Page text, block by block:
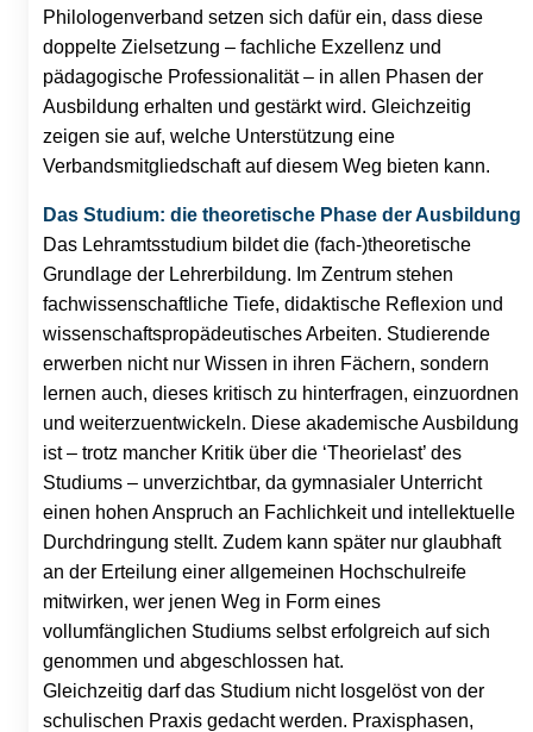
Philologenverband setzen sich dafür ein, dass diese
doppelte Zielsetzung – fachliche Exzellenz und
pädagogische Professionalität – in allen Phasen der
Ausbildung erhalten und gestärkt wird. Gleichzeitig
zeigen sie auf, welche Unterstützung eine
Verbandsmitgliedschaft auf diesem Weg bieten kann.
Das Studium: die theoretische Phase der Ausbildung
Das Lehramtsstudium bildet die (fach-)theoretische
Grundlage der Lehrerbildung. Im Zentrum stehen
fachwissenschaftliche Tiefe, didaktische Reflexion und
wissenschaftspropädeutisches Arbeiten. Studierende
erwerben nicht nur Wissen in ihren Fächern, sondern
lernen auch, dieses kritisch zu hinterfragen, einzuordnen
und weiterzuentwickeln. Diese akademische Ausbildung
ist – trotz mancher Kritik über die ‘Theorielast’ des
Studiums – unverzichtbar, da gymnasialer Unterricht
einen hohen Anspruch an Fachlichkeit und intellektuelle
Durchdringung stellt. Zudem kann später nur glaubhaft
an der Erteilung einer allgemeinen Hochschulreife
mitwirken, wer jenen Weg in Form eines
vollumfänglichen Studiums selbst erfolgreich auf sich
genommen und abgeschlossen hat.
Gleichzeitig darf das Studium nicht losgelöst von der
schulischen Praxis gedacht werden. Praxisphasen,